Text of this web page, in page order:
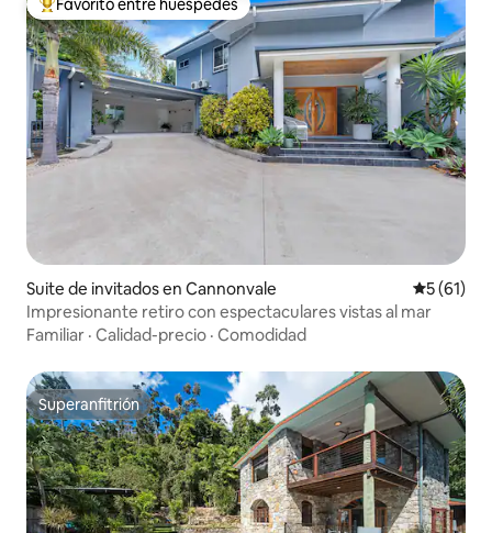
Favorito entre huéspedes preferido
Favorito entre huéspedes
Suite de invitados en Cannonvale
5 (61)
Impresionante retiro con espectaculares vistas al mar
Familiar · Calidad-precio · Comodidad
Superanfitrión
Superanfitrión